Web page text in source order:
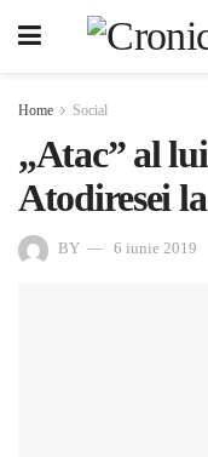
Home Social
„Atac” al
Atodiresei
BY 6 iunie 2019